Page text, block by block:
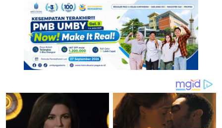
about
M
Fawwaz
SR
Juara
Kompetisi
Mapres
UMY